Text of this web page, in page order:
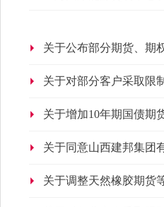
关于公布部分期货、期
关于对部分客户采取限
关于增加10年期国债期
关于同意山西建邦集团
关于调整天然橡胶期货